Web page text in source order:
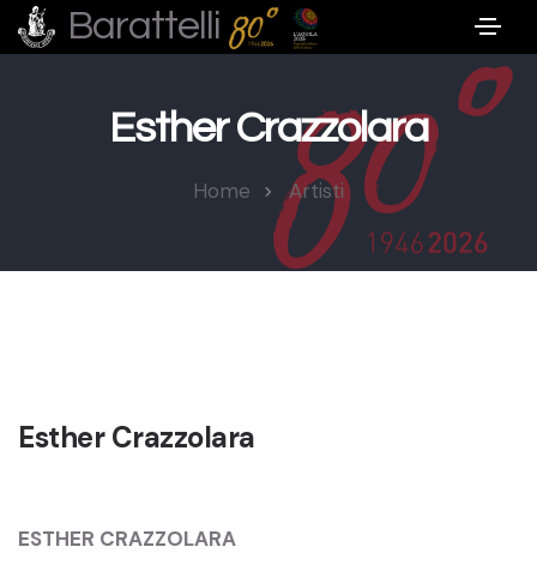
Barattelli
Esther Crazzolara
Home Artisti
Esther Crazzolara
ESTHER CRAZZOLARA